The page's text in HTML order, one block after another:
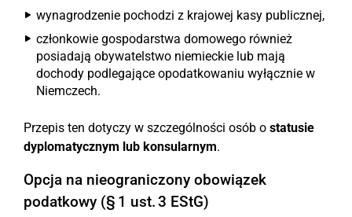
wynagrodzenie pochodzi z krajowej kasy publicznej,
członkowie gospodarstwa domowego również
posiadają obywatelstwo niemieckie lub mają
dochody podlegające opodatkowaniu wyłącznie w
Niemczech.
Przepis ten dotyczy w szczególności osób o statusie
dyplomatycznym lub konsularnym.
Opcja na nieograniczony obowiązek
podatkowy (§ 1 ust. 3 EStG)